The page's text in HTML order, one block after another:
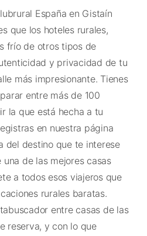
España en Gistaín
que los hoteles rurales,
frío de otros tipos de
y privacidad de tu
más impresionante. Tienes
entre más de 100
la que está hecha a tu
en nuestra página
del destino que te interese
de las mejores casas
a todos esos viajeros que
rurales baratas.
entre casas de las
reserva, y con lo que